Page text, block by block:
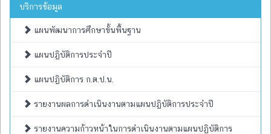
บริการข้อมูล
แผนพัฒนาการศึกษาขั้นพื้นฐาน
แผนปฏิบัติการประจำปี
แผนปฏิบัติการ ก.ต.ป.น.
รายงานผลการดำเนินงานตามแผนปฏิบัติการประจำปี
รายงานความก้าวหน้าในการดำเนินงานตามแผนปฏิบัติการ